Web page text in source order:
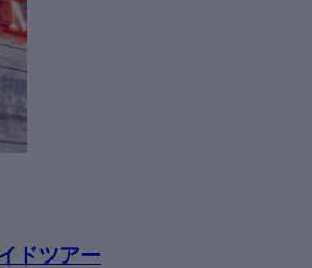
ドツアー